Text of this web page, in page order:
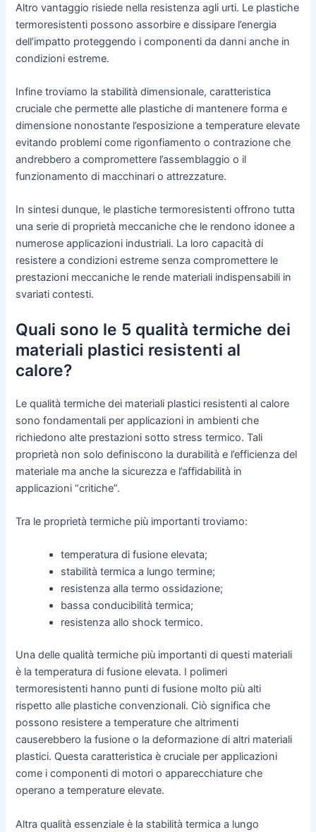
Altro vantaggio risiede nella resistenza agli urti. Le plastiche
termoresistenti possono assorbire e dissipare l’energia
dell’impatto proteggendo i componenti da danni anche in
condizioni estreme.
Infine troviamo la stabilità dimensionale, caratteristica
cruciale che permette alle plastiche di mantenere forma e
dimensione nonostante l’esposizione a temperature elevate
evitando problemi come rigonfiamento o contrazione che
andrebbero a compromettere l’assemblaggio o il
funzionamento di macchinari o attrezzature.
In sintesi dunque, le plastiche termoresistenti offrono tutta
una serie di proprietà meccaniche che le rendono idonee a
numerose applicazioni industriali. La loro capacità di
resistere a condizioni estreme senza compromettere le
prestazioni meccaniche le rende materiali indispensabili in
svariati contesti.
Quali sono le 5 qualità termiche dei
materiali plastici resistenti al
calore?
Le qualità termiche dei materiali plastici resistenti al calore
sono fondamentali per applicazioni in ambienti che
richiedono alte prestazioni sotto stress termico. Tali
proprietà non solo definiscono la durabilità e l’efficienza del
materiale ma anche la sicurezza e l’affidabilità in
applicazioni “critiche”.
Tra le proprietà termiche più importanti troviamo:
temperatura di fusione elevata;
stabilità termica a lungo termine;
resistenza alla termo ossidazione;
bassa conducibilità termica;
resistenza allo shock termico.
Una delle qualità termiche più importanti di questi materiali
è la temperatura di fusione elevata. I polimeri
termoresistenti hanno punti di fusione molto più alti
rispetto alle plastiche convenzionali. Ciò significa che
possono resistere a temperature che altrimenti
causerebbero la fusione o la deformazione di altri materiali
plastici. Questa caratteristica è cruciale per applicazioni
come i componenti di motori o apparecchiature che
operano a temperature elevate.
Altra qualità essenziale è la stabilità termica a lungo